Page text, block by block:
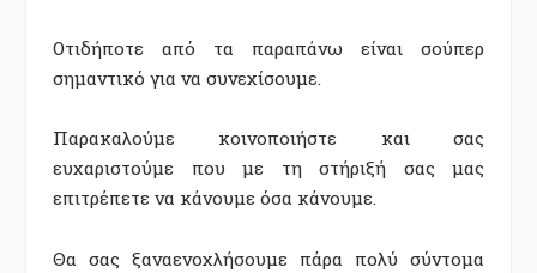
Οτιδήποτε από τα παραπάνω είναι σούπερ
σημαντικό για να συνεχίσουμε.
Παρακαλούμε κοινοποιήστε και σας
ευχαριστούμε που με τη στήριξή σας μας
επιτρέπετε να κάνουμε όσα κάνουμε.
Θα σας ξαναενοχλήσουμε πάρα πολύ σύντομα